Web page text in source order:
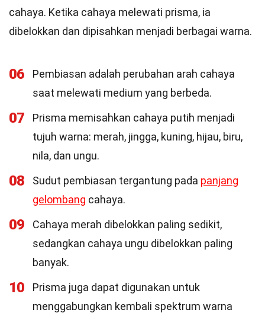
cahaya. Ketika cahaya melewati prisma, ia
dibelokkan dan dipisahkan menjadi berbagai warna.
06
Pembiasan adalah perubahan arah cahaya
saat melewati medium yang berbeda.
07
Prisma memisahkan cahaya putih menjadi
tujuh warna: merah, jingga, kuning, hijau, biru,
nila, dan ungu.
08 Sudut pembiasan tergantung pada panjang
gelombang cahaya.
09
Cahaya merah dibelokkan paling sedikit,
sedangkan cahaya ungu dibelokkan paling
banyak.
10
Prisma juga dapat digunakan untuk
menggabungkan kembali spektrum warna